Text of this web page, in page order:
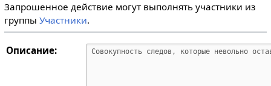
Запрошенное действие могут выполнять участники из
группы Участники.
Описание: